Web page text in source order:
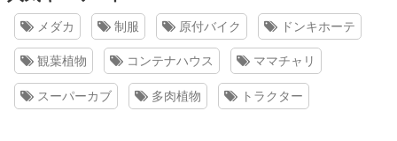
メダカ 制服 原付バイク ドンキホーテ
観葉植物 コンテナハウス ママチャリ
スーパーカブ 多肉植物 トラクター